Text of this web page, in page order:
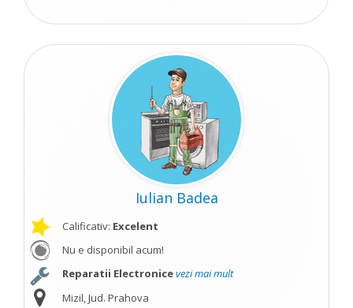
Iulian Badea
Calificativ: Excelent
Nu e disponibil acum!
Reparatii Electronicevezi mai mult
Mizil, Jud. Prahova